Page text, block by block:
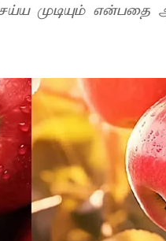
முடியும் என்பதை